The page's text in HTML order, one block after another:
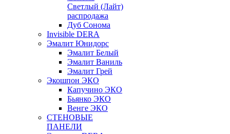
Светлый (Лайт)
распродажа
Дуб Сонома
Invisible DERA
Эмалит Юнидорс
Эмалит Белый
Эмалит Ваниль
Эмалит Грей
Экошпон ЭКО
Капучино ЭКО
Бьянко ЭКО
Венге ЭКО
СТЕНОВЫЕ
ПАНЕЛИ